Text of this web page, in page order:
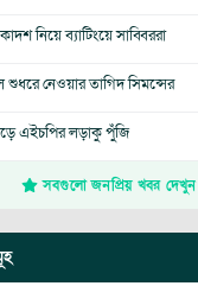
নিয়ে ব্যাটিংয়ে সাব্বিররা
নেওয়ার তাগিদ সিমন্সের
এইচপির লড়াকু পুঁজি
সবগুলো জনপ্রিয় খবর দেখুন